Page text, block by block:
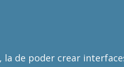
de poder crear